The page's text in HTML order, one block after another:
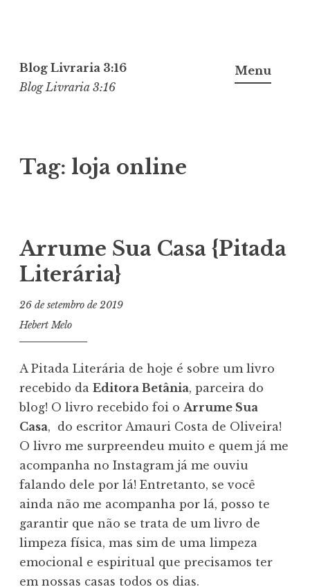
para
o
Blog Livraria 3:16
Blog Livraria 3:16
Menu
Tag: loja online
Arrume Sua Casa {Pitada
Literária}
26 de setembro de 2019
Hebert Melo
A Pitada Literária de hoje é sobre um livro
recebido da Editora Betânia, parceira do
blog! O livro recebido foi o Arrume Sua
Casa, do escritor Amauri Costa de Oliveira!
O livro me surpreendeu muito e quem já me
acompanha no Instagram já me ouviu
falando dele por lá! Entretanto, se você
ainda não me acompanha por lá, posso te
garantir que não se trata de um livro de
limpeza física, mas sim de uma limpeza
emocional e espiritual que precisamos ter
em nossas casas todos os dias.